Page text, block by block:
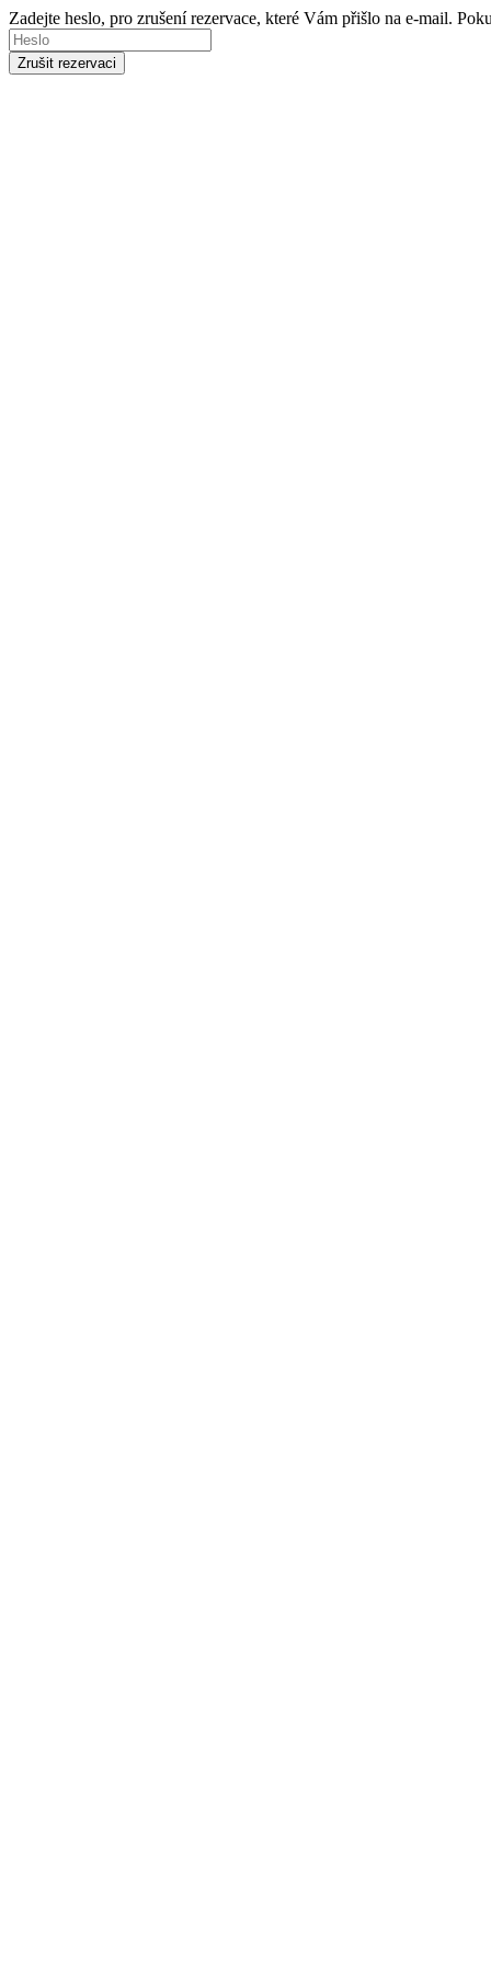
Zadejte heslo, pro zrušení rezervace, které Vám přišlo na e-mail.
Zrušit rezervaci